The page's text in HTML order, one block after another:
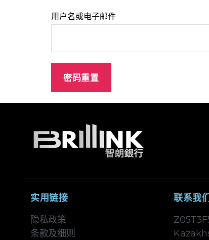
用户名或电子邮件
密码重置
实用链接
隐私政策
条款及细则
联系我